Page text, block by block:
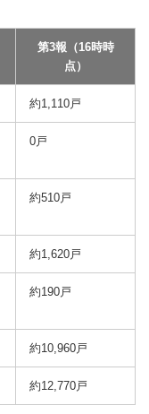
第3報（16時時
点）
約1,110戸
0戸
約510戸
約1,620戸
約190戸
約10,960戸
約12,770戸